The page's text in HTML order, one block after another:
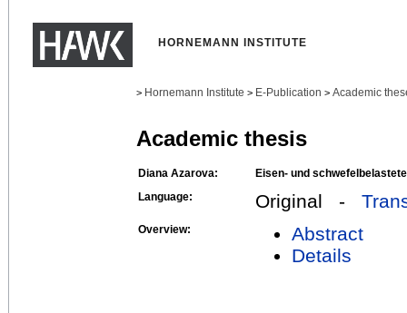
HORNEMANN INSTITUTE
> Hornemann Institute > E-Publication > Academic
Academic thesis
Diana Azarova:
Eisen- und
Language:
Original -
Overview:
Abstract
Details